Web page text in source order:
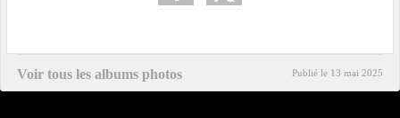
Voir tous les albums photos Publié le 13 mai 2025